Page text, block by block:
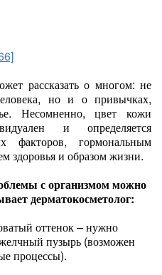
рассказать о многом: не
но и о привычках,
Несомненно, цвет кожи
и определяется
факторов, гормональным
здоровья и образом жизни.
с организмом можно
дерматокосметолог:
оттенок – нужно
пузырь (возможен
процессы).